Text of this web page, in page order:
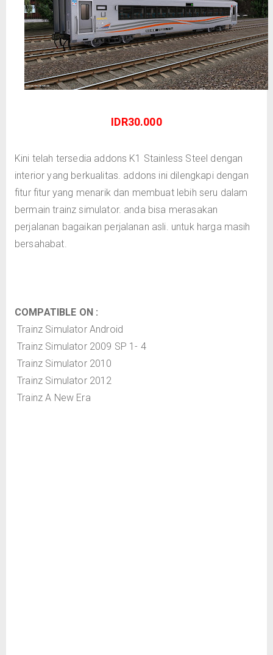
IDR30.000
Kini telah tersedia addons K1 Stainless Steel dengan
interior yang berkualitas. addons ini dilengkapi dengan
fitur fitur yang menarik dan membuat lebih seru dalam
bermain trainz simulator. anda bisa merasakan
perjalanan bagaikan perjalanan asli. untuk harga masih
bersahabat.
COMPATIBLE ON :
Trainz Simulator Android
Trainz Simulator 2009 SP 1- 4
Trainz Simulator 2010
Trainz Simulator 2012
Trainz A New Era